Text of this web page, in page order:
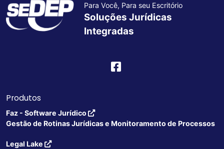
Para Você, Para seu Escritório
Soluções Jurídicas
Integradas
Produtos
Faz - Software Jurídico
Gestão de Rotinas Jurídicas e Monitoramento de Processos
Legal Lake